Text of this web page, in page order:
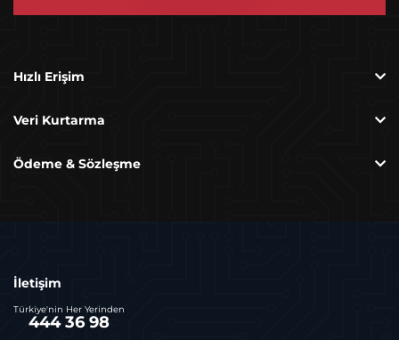
Hızlı Erişim
Veri Kurtarma
Ödeme & Sözleşme
İletişim
Türkiye'nin Her Yerinden
444 36 98